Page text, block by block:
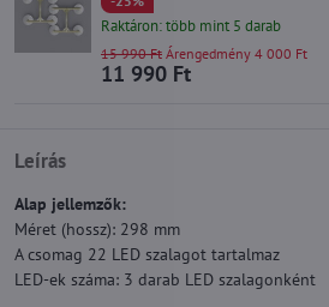
Leírás
Alap jellemzők:
Méret (hossz): 298 mm
A csomag 22 LED szalagot tartalmaz
LED-ek száma: 3 darab LED szalagonként
Raktáron: több mint 5 darab
11 990 Ft
15 990 Ft Árengedmény 4 000 Ft